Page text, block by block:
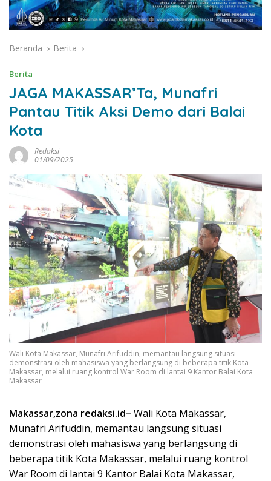
Beranda Berita
Berita
JAGA MAKASSAR’Ta, Munafri
Pantau Titik Aksi Demo dari Balai
Kota
Redaksi
01/09/2025
Wali Kota Makassar, Munafri Arifuddin, memantau langsung situasi
demonstrasi oleh mahasiswa yang berlangsung di beberapa titik Kota
Makassar, melalui ruang kontrol War Room di lantai 9 Kantor Balai Kota
Makassar
Makassar,zona redaksi.id– Wali Kota Makassar,
Munafri Arifuddin, memantau langsung situasi
demonstrasi oleh mahasiswa yang berlangsung di
beberapa titik Kota Makassar, melalui ruang kontrol
War Room di lantai 9 Kantor Balai Kota Makassar,